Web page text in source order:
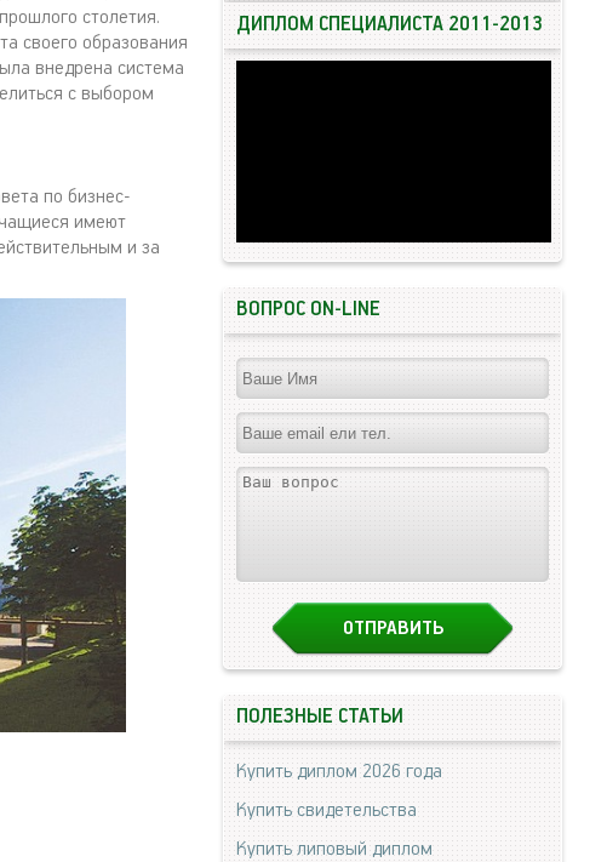
столетия.
своего образования
внедрена система
с выбором
по бизнес-
имеют
и за
ДИПЛОМ СПЕЦИАЛИСТА 2011-2013
ВОПРОС ON-LINE
ПОЛЕЗНЫЕ СТАТЬИ
Купить диплом 2026 года
Купить свидетельства
Купить липовый диплом